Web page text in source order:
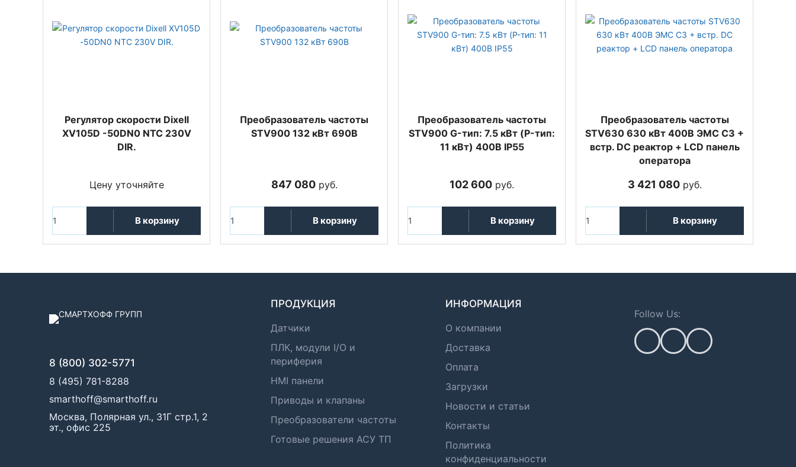
Регулятор скорости Dixell
XV105D -50DN0 NTC 230V
DIR.
Цену уточняйте
В корзину
Преобразователь частоты
STV900 132 кВт 690В
847 080руб.
В корзину
Преобразователь частоты
STV900 G-тип: 7.5 кВт (P-тип:
11 кВт) 400В IP55
102 600 руб.
В корзину
Преобразователь частоты
STV630 630 кВт 400В ЭМС С3 +
встр. DC реактор + LCD панель
оператора
3 421 080руб.
В корзину
8 (800) 302-5771
8 (495) 781-8288
smarthoff@smarthoff.ru
Москва, Полярная ул., 31Г стр.1, 2
эт., офис 225
ПРОДУКЦИЯ
Датчики
ПЛК, модули I/O и
периферия
HMI панели
Приводы и клапаны
Преобразователи частоты
Готовые решения АСУ ТП
ИНФОРМАЦИЯ
О компании
Доставка
Оплата
Загрузки
Новости и статьи
Контакты
Политика
конфиденциальности
Follow Us: